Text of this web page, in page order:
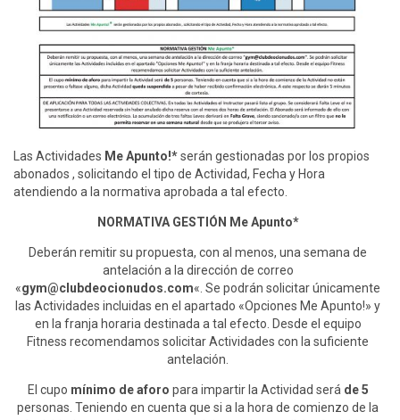
Las Actividades Me Apunto!*serán gestionadas por los propios
abonados , solicitando el tipo de Actividad, Fecha y Hora
atendiendo a la normativa aprobada a tal efecto.
NORMATIVA GESTIÓN Me Apunto*
Deberán remitir su propuesta, con al menos, una semana de
antelación a la dirección de correo
«gym@clubdeocionudos.com«. Se podrán solicitar únicamente
las Actividades incluidas en el apartado «Opciones Me Apunto!» y
en la franja horaria destinada a tal efecto. Desde el equipo
Fitness recomendamos solicitar Actividades con la suficiente
antelación.
El cupo mínimo de aforo para impartir la Actividad será de 5
personas. Teniendo en cuenta que si a la hora de comienzo de la